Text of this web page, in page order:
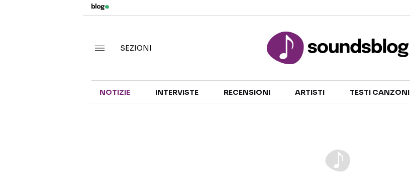
TALENT SHOW
SEZIONI
NOTIZIE INTERVISTE RECENSIONI ARTISTI TESTI CANZONI